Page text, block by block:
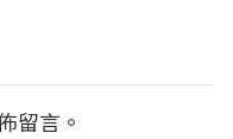
留言。